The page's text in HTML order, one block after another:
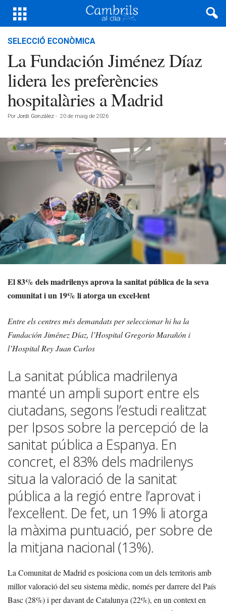
SELECCIÓ ECONÒMICA
La Fundación Jiménez Díaz
lidera les preferències
hospitalàries a Madrid
Por Jordi González - 20 de maig de 2026
El 83% dels madrilenys aprova la sanitat pública de la seva
comunitat i un 19% li atorga un excel·lent
Entre els centres més demandats per seleccionar hi ha la
Fundación Jiménez Díaz, l’Hospital Gregorio Marañón i
l’Hospital Rey Juan Carlos
La sanitat pública madrilenya
manté un ampli suport entre els
ciutadans, segons l’estudi realitzat
per Ipsos sobre la percepció de la
sanitat pública a Espanya. En
concret, el 83% dels madrilenys
situa la valoració de la sanitat
pública a la regió entre l’aprovat i
l’excel·lent. De fet, un 19% li atorga
la màxima puntuació, per sobre de
la mitjana nacional (13%).
La Comunitat de Madrid es posiciona com un dels territoris amb
millor valoració del seu sistema mèdic, només per darrere del País
Basc (28%) i per davant de Catalunya (22%), en un context en